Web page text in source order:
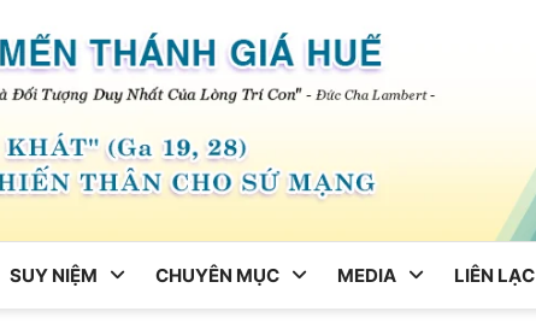
SUY NIỆM CHUYÊN MỤC MEDIA LIÊN LẠC